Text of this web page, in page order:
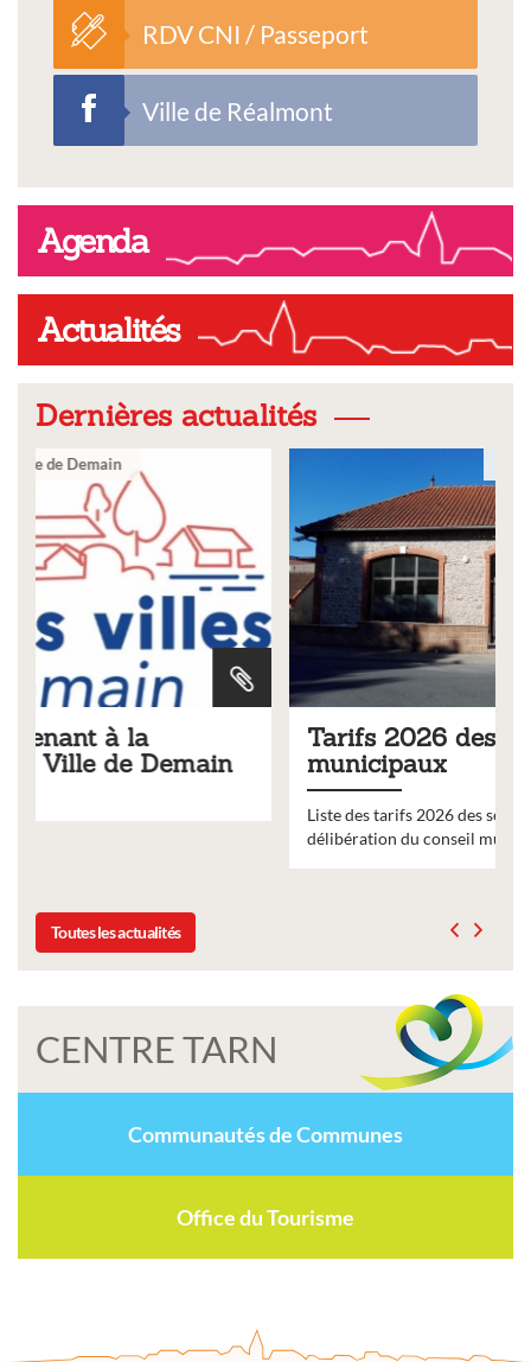
RDV CNI / Passeport
Ville de Réalmont
Agenda
Actualités
Dernières actualités
Tarifs 2026 des services
municipaux
Liste des tarifs 2026 des services municipaux,
délibération du conseil municipal du 19 décembre 2025
Toutes les actualités
CENTRE TARN
Communautés de Communes
Office du Tourisme